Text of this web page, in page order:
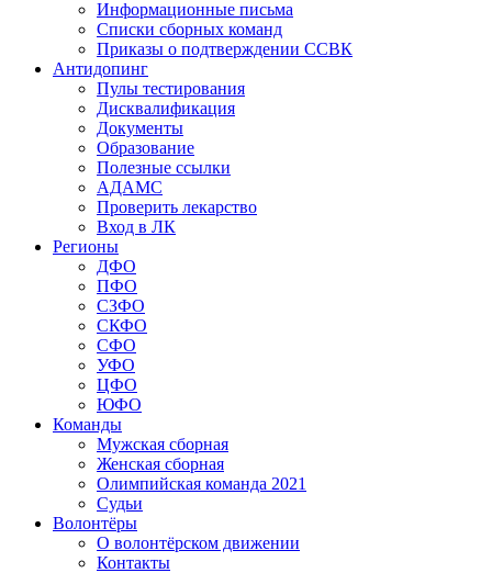
Информационные письма
Списки сборных команд
Приказы о подтверждении ССВК
Антидопинг
Пулы тестирования
Дисквалификация
Документы
Образование
Полезные ссылки
АДАМС
Проверить лекарство
Вход в ЛК
Регионы
ДФО
ПФО
СЗФО
СКФО
СФО
УФО
ЦФО
ЮФО
Команды
Мужская сборная
Женская сборная
Олимпийская команда 2021
Судьи
Волонтёры
О волонтёрском движении
Контакты